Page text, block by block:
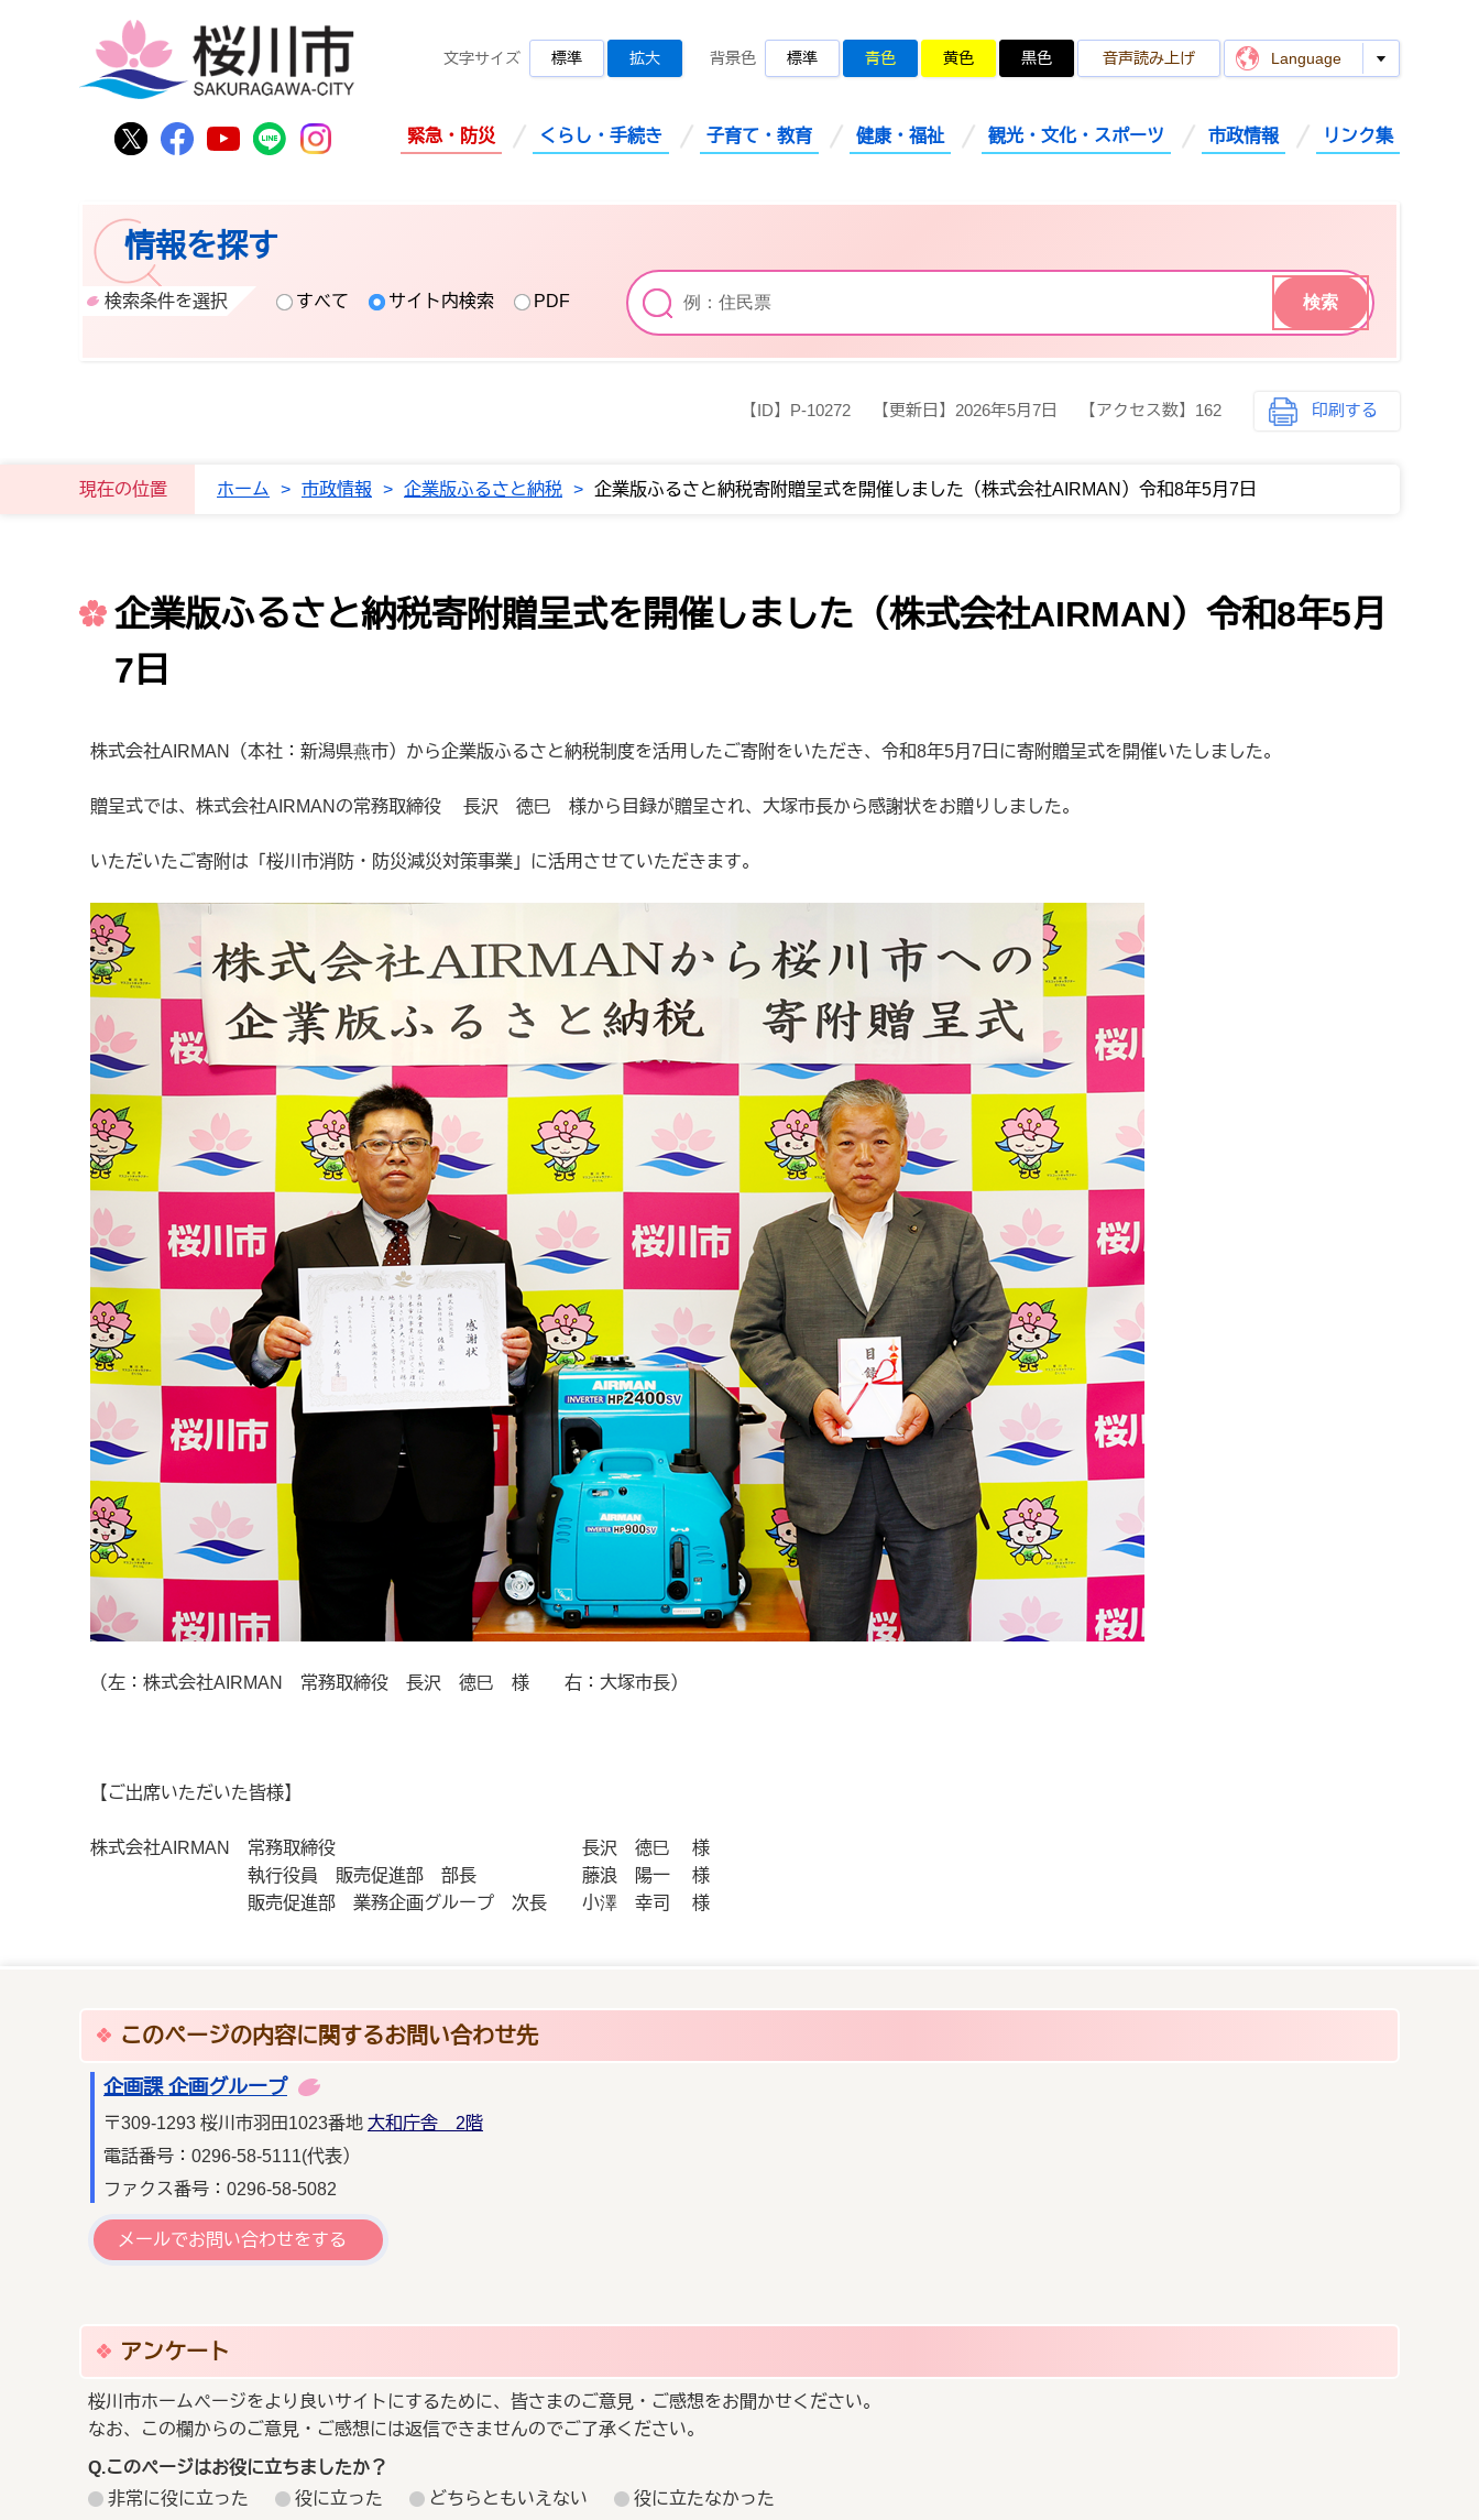
桜川市公式Twitter
桜川市公式Facebook
桜川市公式YouTube
桜川市公式LINE
Instagram
文字サイズ 標準 拡大 背景色 標準 青色 黄色 黒色 音声読み上げ Language
緊急・防災 くらし・手続き 子育て・教育 健康・福祉 観光・文化・スポーツ 市政情報 リンク集
情報を探す
検索条件を選択 すべて サイト内検索 PDF
【ID】 P-10272 【更新日】 2026年5月7日 【アクセス数】 162 印刷する
現在の位置 ホーム > 市政情報 > 企業版ふるさと納税 > 企業版ふるさと納税寄附贈呈式を開催しました（株式会社AIRMAN）令和8年5月7日
企業版ふるさと納税寄附贈呈式を開催しました（株式会社AIRMAN）令和8年5月
7日
株式会社AIRMAN（本社：新潟県燕市）から企業版ふるさと納税制度を活用したご寄附をいただき、令和8年5月7日に寄附贈呈式を開催いたしました。
贈呈式では、株式会社AIRMANの常務取締役 長沢 徳巳 様から目録が贈呈され、大塚市長から感謝状をお贈りしました。
いただいたご寄附は「桜川市消防・防災減災対策事業」に活用させていただきます。
（左：株式会社AIRMAN 常務取締役 長沢 徳巳 様 右：大塚市長）
【ご出席いただいた皆様】
株式会社AIRMAN 常務取締役
長沢 徳巳 様
執行役員 販売促進部 部長
藤浪 陽一 様
販売促進部 業務企画グループ 次長 小澤 幸司 様
このページの内容に関するお問い合わせ先
企画課 企画グループ
〒309-1293 桜川市羽田1023番地 大和庁舎 2階
電話番号：0296-58-5111(代表）
ファクス番号：0296-58-5082
メールでお問い合わせをする
アンケート
桜川市ホームページをより良いサイトにするために、皆さまのご意見・ご感想をお聞かせください。
なお、この欄からのご意見・ご感想には返信できませんのでご了承ください。
Q.このページはお役に立ちましたか？
非常に役に立った
役に立った どちらともいえない 役に立たなかった